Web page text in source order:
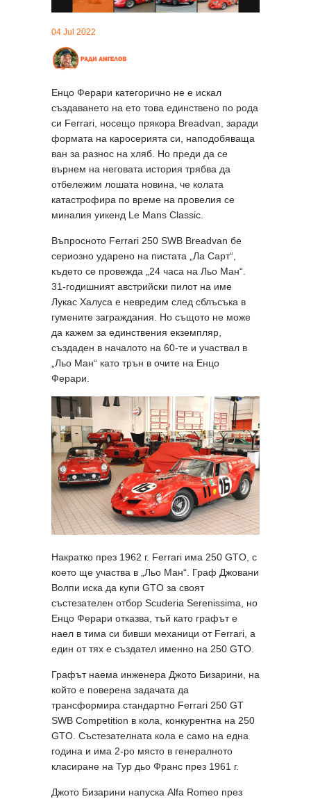
04 Jul 2022
Енцо Ферари категорично не е искал
създаването на ето това единствено по рода
си Ferrari, носещо прякора Breadvan, заради
формата на каросерията си, наподобяваща
ван за разнос на хляб. Но преди да се
върнем на неговата история трябва да
отбележим лошата новина, че колата
катастрофира по време на провелия се
миналия уикенд Le Mans Classic.
Въпросното Ferrari 250 SWB Breadvan бе
сериозно ударено на пистата „Ла Сарт“,
където се провежда „24 часа на Льо Ман“.
31-годишният австрийски пилот на име
Лукас Халуса е невредим след сблъсъка в
гумените заграждания. Но същото не може
да кажем за единствения екземпляр,
създаден в началото на 60-те и участвал в
„Льо Ман“ като трън в очите на Енцо
Ферари.
Накратко през 1962 г. Ferrari има 250 GTO, с
което ще участва в „Льо Ман“. Граф Джовани
Волпи иска да купи GTO за своят
състезателен отбор Scuderia Serenissima, но
Енцо Ферари отказва, тъй като графът е
наел в тима си бивши механици от Ferrari, а
един от тях е създател именно на 250 GTO.
Графът наема инженера Джото Бизарини, на
който е поверена задачата да
трансформира стандартно Ferrari 250 GT
SWB Competition в кола, конкурентна на 250
GTO. Състезателната кола е само на една
година и има 2-ро място в генералното
класиране на Тур дьо Франс през 1961 г.
Джото Бизарини напуска Alfa Romeo през